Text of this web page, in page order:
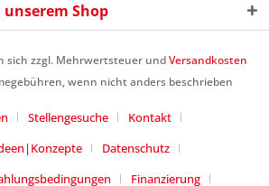
Shop
sich zzgl. Mehrwertsteuer undVersandkosten
wenn nicht anders beschrieben
Stellengesuche
Kontakt
Datenschutz
Finanzierung